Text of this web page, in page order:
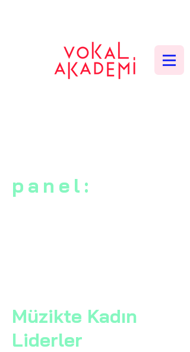
panel:
Müzikte Kadın
Liderler